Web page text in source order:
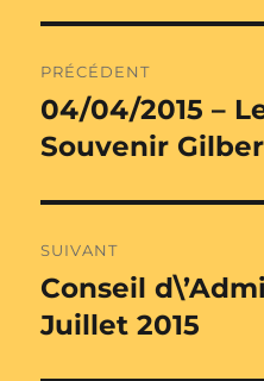
de
l’article
PRÉCÉDENT
Publication
précédente :
04/04/2015 –
Souvenir
SUIVANT
Publication
suivante :
Conseil
Juillet 2015